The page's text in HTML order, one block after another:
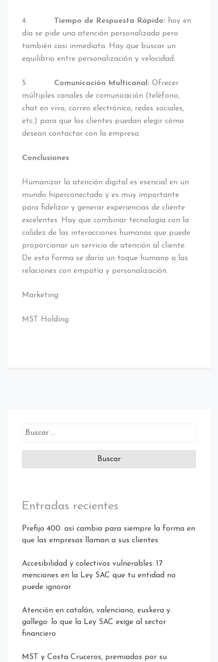
4. Tiempo de Respuesta Rápido: hoy en
día se pide una atención personalizada pero
también casi inmediata. Hay que buscar un
equilibrio entre personalización y velocidad.
5. Comunicación Multicanal: Ofrecer
múltiples canales de comunicación (teléfono,
chat en vivo, correo electrónico, redes sociales,
etc.) para que los clientes puedan elegir cómo
desean contactar con la empresa.
Conclusiones
Humanizar la atención digital es esencial en un
mundo hiperconectado y es muy importante
para fidelizar y generar experiencias de cliente
excelentes. Hay que combinar tecnología con la
calidez de las interacciones humanas que puede
proporcionar un servicio de atención al cliente.
De esta forma se daría un toque humano a las
relaciones con empatía y personalización.
Marketing
MST Holding
Calidad
/
experience
Customer
Service
CX
/
Humanizar
Entradas recientes
Prefijo 400: así cambia para siempre la forma en
que las empresas llaman a sus clientes
Accesibilidad y colectivos vulnerables: 17
menciones en la Ley SAC que tu entidad no
puede ignorar
Atención en catalán, valenciano, euskera y
gallego: lo que la Ley SAC exige al sector
financiero
MST y Costa Cruceros, premiados por su